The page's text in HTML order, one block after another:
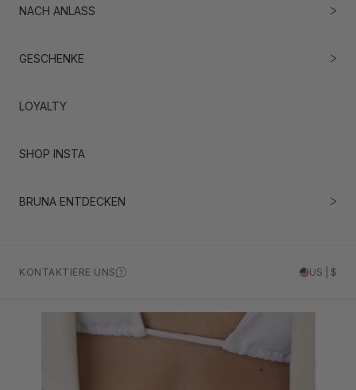
NACH ANLASS
GESCHENKE
LOYALTY
SHOP INSTA
BRUNA ENTDECKEN
KONTAKTIERE UNS US | $